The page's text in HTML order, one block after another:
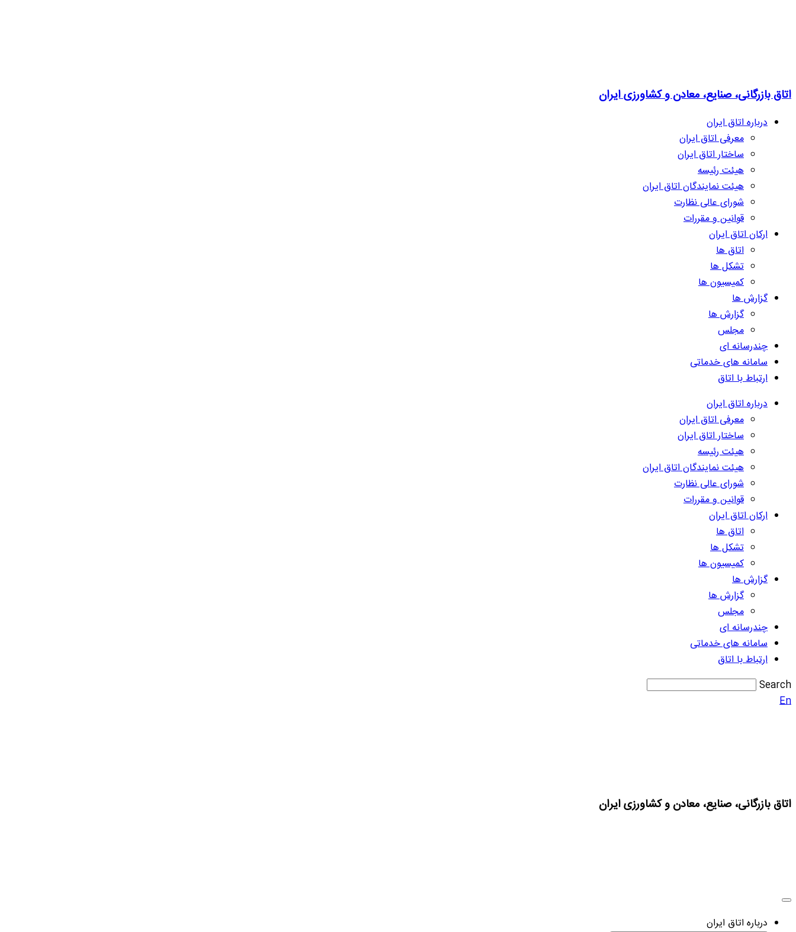
اتاق بازرگانی، صنایع، معادن و کشاورزی ایران
درباره اتاق ایران
معرفی اتاق ایران
ساختار اتاق ایران
هیئت رئیسه
هیئت نمایندگان اتاق ایران
شورای عالی نظارت
قوانین و مقررات
ارکان اتاق ایران
اتاق ها
تشکل ها
کمیسیون ها
گزارش ها
گزارش ها
مجلس
چندرسانه ای
سامانه های خدماتی
ارتباط با اتاق
درباره اتاق ایران
معرفی اتاق ایران
ساختار اتاق ایران
هیئت رئیسه
هیئت نمایندگان اتاق ایران
شورای عالی نظارت
قوانین و مقررات
ارکان اتاق ایران
اتاق ها
تشکل ها
کمیسیون ها
گزارش ها
گزارش ها
مجلس
چندرسانه ای
سامانه های خدماتی
ارتباط با اتاق
Search
En
اتاق بازرگانی، صنایع، معادن و کشاورزی ایران
درباره اتاق ایران